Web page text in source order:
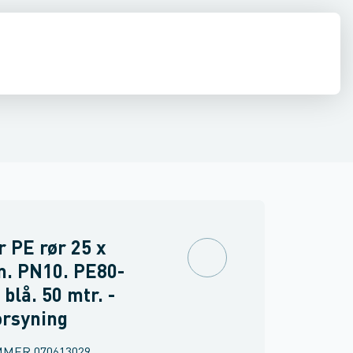
PE rør 25 x
PN10. PE80-
blå. 50 mtr. -